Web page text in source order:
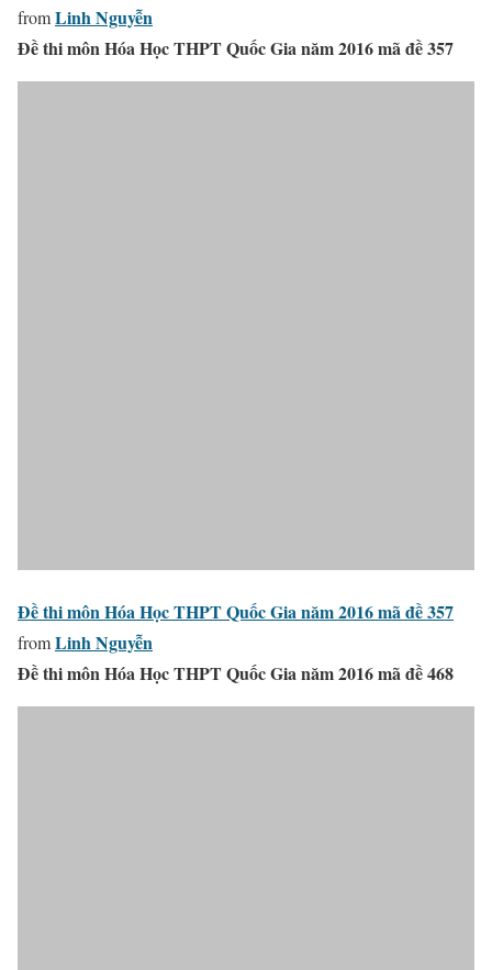
fromLinh Nguyễn
Đề thi môn Hóa Học THPT Quốc Gia năm 2016 mã đề 357
Đề thi môn Hóa Học THPT Quốc Gia năm 2016 mã đề 357
fromLinh Nguyễn
Đề thi môn Hóa Học THPT Quốc Gia năm 2016 mã đề 468